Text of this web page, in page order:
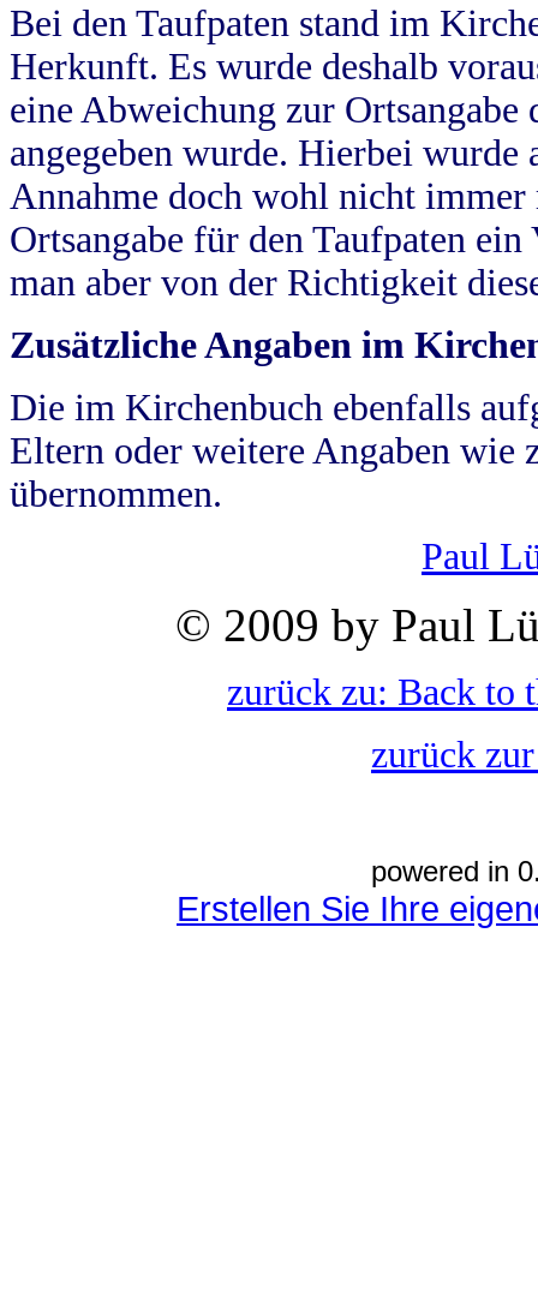
Bei den Taufpaten stand im
Herkunft. Es wurde deshalb
eine Abweichung zur
angegeben wurde. Hierbei wurde
Annahme doch wohl nicht
Ortsangabe für den Taufpaten
man aber von der Richtigkeit
Zusätzliche Angaben im
Die im Kirchenbuch ebenfalls
Eltern oder weitere Angaben wie
übernommen.
Paul
© 2009 by Paul
zurück zu: Back to
zurück
powered in
Erstellen Sie Ihre